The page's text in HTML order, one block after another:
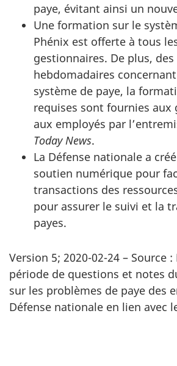
paye, évitant ainsi un
Une formation sur le
Phénix est offerte à tous
gestionnaires. De plus,
hebdomadaires
système de paye, la
requises sont fournies aux
aux employés par
Today News.
La Défense nationale a
soutien numérique pour
transactions des
pour assurer le suivi et la
payes.
Version 5; 2020-02-24 – Source
période de questions et notes
sur les problèmes de paye des
Défense nationale en lien avec